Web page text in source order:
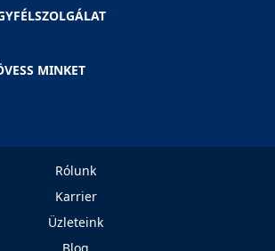
MINKET
Rólunk
Karrier
Üzleteink